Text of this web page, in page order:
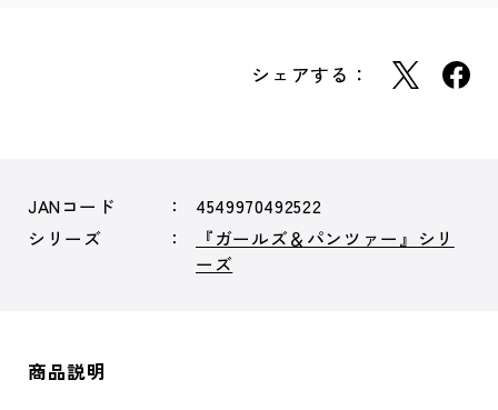
シェアする：
JANコード
4549970492522
シリーズ
『ガールズ＆パンツァー』シリ
ーズ
商品説明